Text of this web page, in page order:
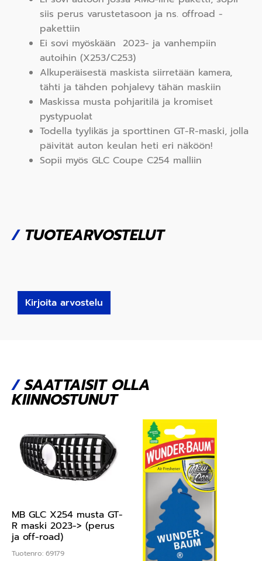
siis perus varustetasoon ja ns. offroad -
pakettiin
Ei sovi myöskään 2023- ja vanhempiin
autoihin (X253/C253)
Alkuperäisestä maskista siirretään kamera,
tähti ja tähden pohjalevy tähän maskiin
Maskissa musta pohjaritilä ja kromiset
pystypuolat
Todella tyylikäs ja sporttinen GT-R-maski, jolla
päivität auton keulan heti eri näköön!
Sopii myös GLC Coupe C254 malliin
/TUOTEARVOSTELUT
Kirjoita arvostelu
/SAATTAISIT OLLA
KIINNOSTUNUT
MB GLC X254 musta GT-
R maski 2023-> (perus
ja off-road)
Tuotenro: 69179